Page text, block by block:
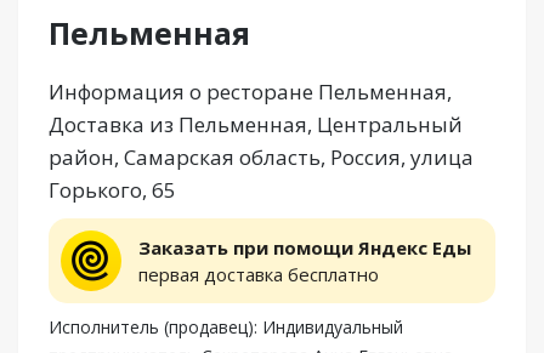
Пельменная
Информация о ресторане Пельменная,
Доставка из Пельменная, Центральный
район, Самарская область, Россия, улица
Горького, 65
Заказать при помощи Яндекс Еды
первая доставка бесплатно
Исполнитель (продавец): Индивидуальный